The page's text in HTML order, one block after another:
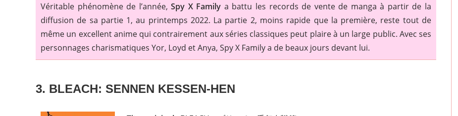
Véritable phénomène de l’année,Spy X Family a battu les records de vente de manga à partir de la
diffusion de sa partie 1, au printemps 2022. La partie 2, moins rapide que la première, reste tout de
même un excellent anime qui contrairement aux séries classiques peut plaire à un large public. Avec ses
personnages charismatiques Yor, Loyd et Anya, Spy X Family a de beaux jours devant lui.
3. BLEACH: SENNEN KESSEN-HEN